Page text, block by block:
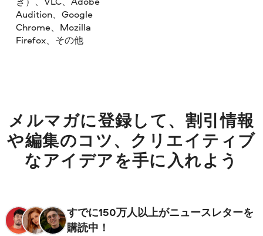
Audition、Google
Chrome、Mozilla
Firefox、その他
メルマガに登録して、割引情報
や編集のコツ、クリエイティブ
なアイデアを手に入れよう
すでに150万人以上がニュースレターを
購読中！